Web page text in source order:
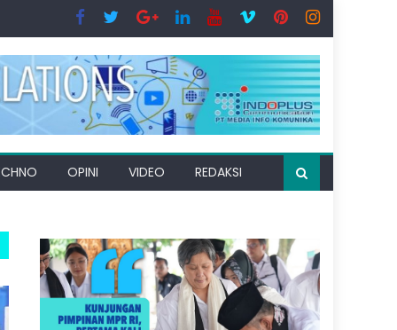
OPINI VIDEO REDAKSI